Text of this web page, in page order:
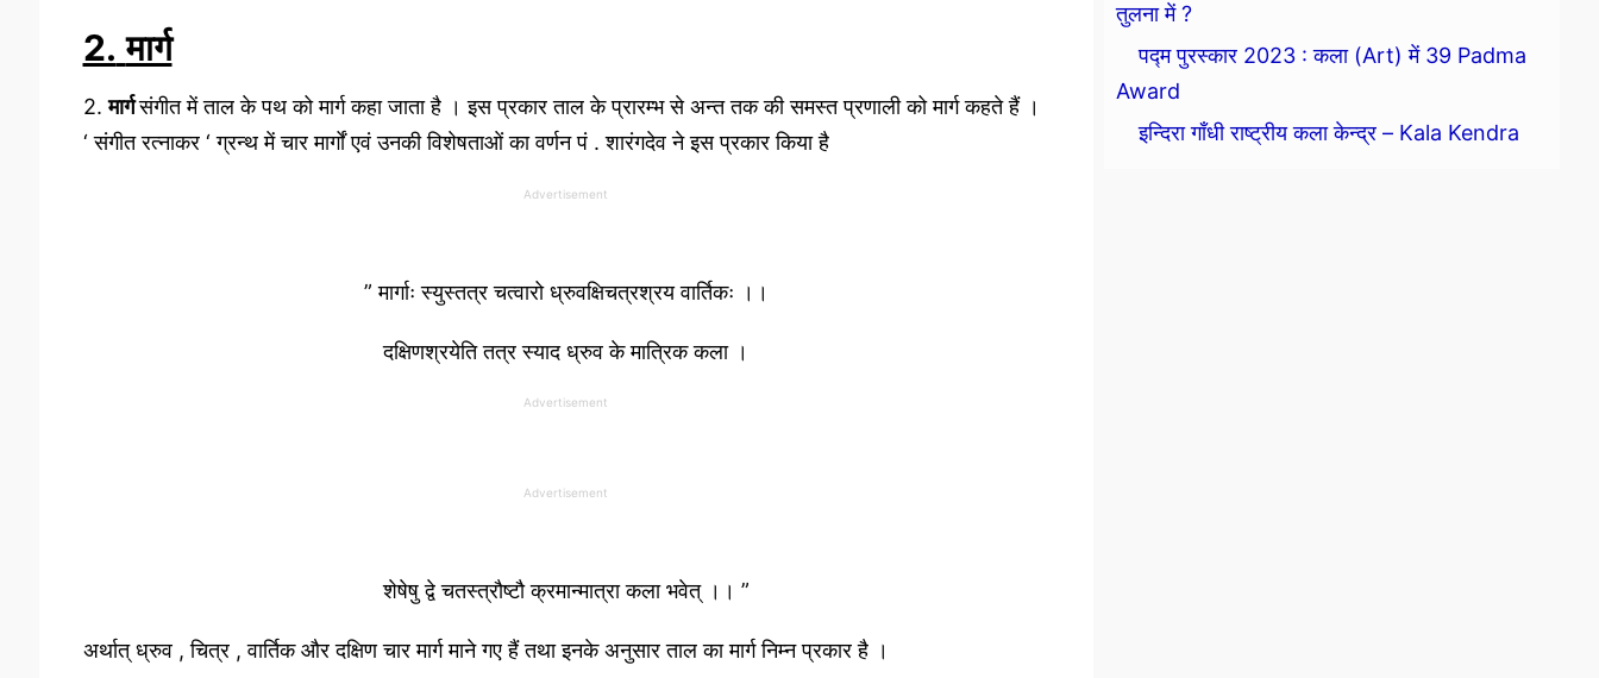
2. मार्ग
2.मार्गसंगीत में ताल के पथ को मार्ग कहा जाता है । इस प्रकार ताल के प्रारम्भ से अन्त तक की समस्त प्रणाली को मार्ग कहते हैं ।
‘ संगीत रत्नाकर ‘ ग्रन्थ में चार मार्गों एवं उनकी विशेषताओं का वर्णन पं . शारंगदेव ने इस प्रकार किया है
Advertisement
” मार्गाः स्युस्तत्र चत्वारो ध्रुवक्षिचत्रश्रय वार्तिकः ।।
दक्षिणश्रयेति तत्र स्याद ध्रुव के मात्रिक कला ।
Advertisement
Advertisement
शेषेषु द्वे चतस्त्रौष्टौ क्रमान्मात्रा कला भवेत् ।। ”
अर्थात् ध्रुव , चित्र , वार्तिक और दक्षिण चार मार्ग माने गए हैं तथा इनके अनुसार ताल का मार्ग निम्न प्रकार है ।
तुलना में ?
पद्म पुरस्कार 2023 : कला (Art) में 39 Padma
Award
इन्दिरा गाँधी राष्ट्रीय कला केन्द्र – Kala Kendra